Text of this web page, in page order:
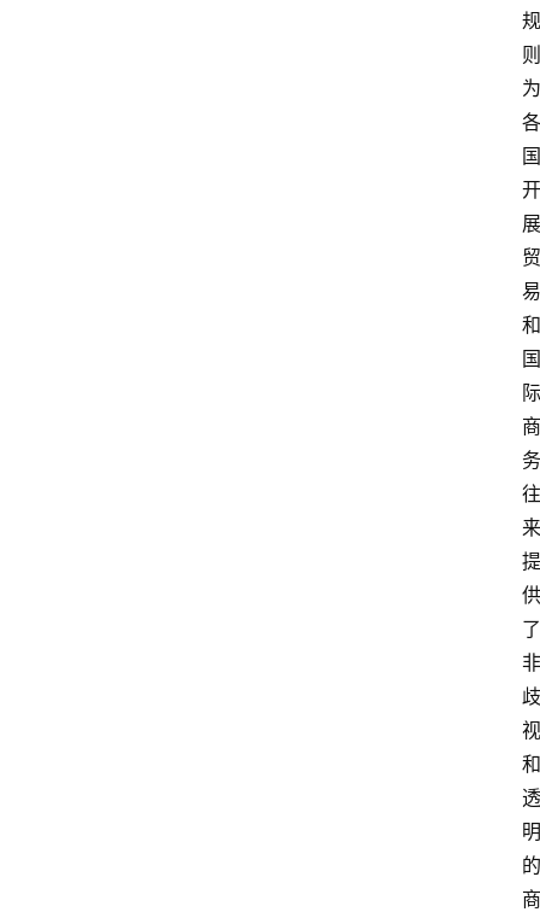
规
则
为
各
国
开
展
贸
易
和
国
际
商
务
往
来
提
供
了
非
歧
视
和
透
明
的
商